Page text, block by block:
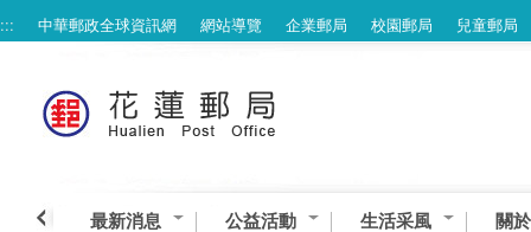
跳到主要內容區塊
::: 中華郵政全球資訊網 網站導覽 企業郵局 校園郵局 兒童郵局
最新消息 公益活動 生活采風 關